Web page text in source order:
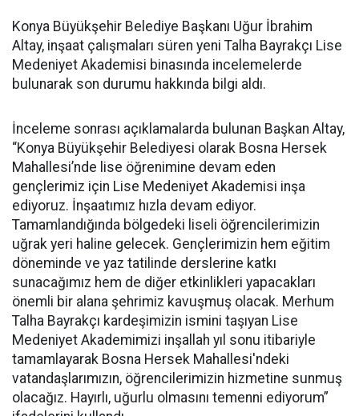
Konya Büyükşehir Belediye Başkanı Uğur İbrahim
Altay, inşaat çalışmaları süren yeni Talha Bayrakçı Lise
Medeniyet Akademisi binasında incelemelerde
bulunarak son durumu hakkında bilgi aldı.
İnceleme sonrası açıklamalarda bulunan Başkan Altay,
“Konya Büyükşehir Belediyesi olarak Bosna Hersek
Mahallesi’nde lise öğrenimine devam eden
gençlerimiz için Lise Medeniyet Akademisi inşa
ediyoruz. İnşaatımız hızla devam ediyor.
Tamamlandığında bölgedeki liseli öğrencilerimizin
uğrak yeri haline gelecek. Gençlerimizin hem eğitim
döneminde ve yaz tatilinde derslerine katkı
sunacağımız hem de diğer etkinlikleri yapacakları
önemli bir alana şehrimiz kavuşmuş olacak. Merhum
Talha Bayrakçı kardeşimizin ismini taşıyan Lise
Medeniyet Akademimizi inşallah yıl sonu itibariyle
tamamlayarak Bosna Hersek Mahallesi'ndeki
vatandaşlarımızın, öğrencilerimizin hizmetine sunmuş
olacağız. Hayırlı, uğurlu olmasını temenni ediyorum”